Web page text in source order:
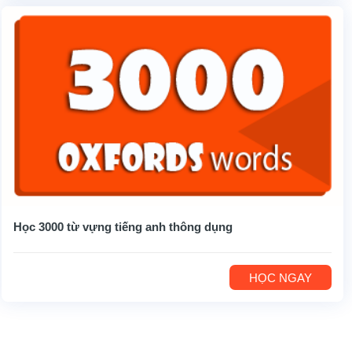
Học 3000 từ vựng tiếng anh thông dụng
HỌC NGAY